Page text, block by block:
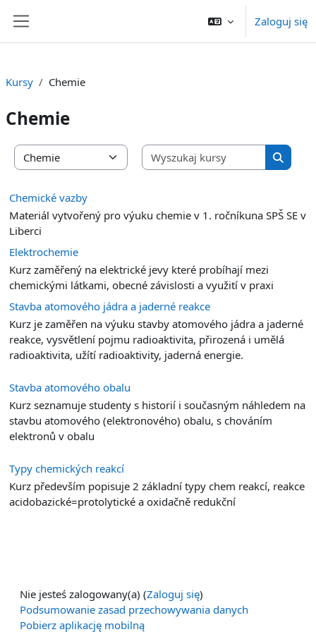
Zaloguj się
Kursy Chemie
Chemie
Kategorie kursów
Chemické vazby
Materiál vytvořený pro výuku chemie v 1. ročníkuna SPŠ SE v
Liberci
Elektrochemie
Kurz zaměřený na elektrické jevy které probíhají mezi
chemickými látkami, obecné závislosti a využití v praxi
Stavba atomového jádra a jaderné reakce
Kurz je zaměřen na výuku stavby atomového jádra a jaderné
reakce, vysvětlení pojmu radioaktivita, přirozená i umělá
radioaktivita, užítí radioaktivity, jaderná energie.
Stavba atomového obalu
Kurz seznamuje studenty s historií i současným náhledem na
stavbu atomového (elektronového) obalu, s chováním
elektronů v obalu
Typy chemických reakcí
Kurz především popisuje 2 základní typy chem reakcí, reakce
acidobazické=protolytické a oxidačně redukční
Nie jesteś zalogowany(a) (Zaloguj się)
Podsumowanie zasad przechowywania danych
Pobierz aplikację mobilną